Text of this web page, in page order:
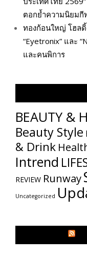
ตอกย้ำความนิยมกี
ทองก้อนใหญ่ โฮลดิ้
“Eyetronix” และ
และคนพิการ
BEAUTY &
Beauty Style
& Drink
Intrend
REVIEW Runway
Uncategorized